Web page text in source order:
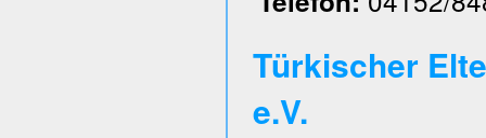
Türkischer
e.V.